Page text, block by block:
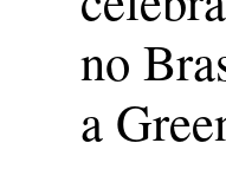
no
a